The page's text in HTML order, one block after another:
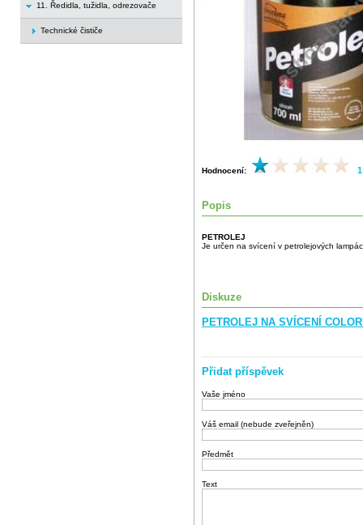
11. Ředidla, tužidla, odrezovače
Technické čističe
Hodnocení:
Popis
PETROLEJ
Je určen na svícení v petrolejových
Diskuze
PETROLEJ NA SVÍCENÍ
Přidat příspěvek
Vaše jméno
Váš email (nebude zveřejněn)
Předmět
Text